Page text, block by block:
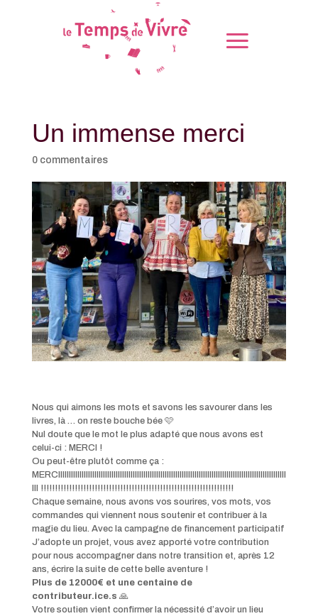
Un immense merci
0 commentaires
Nous qui aimons les mots et savons les savourer dans les
livres, là … on reste bouche bée 🩷
Nul doute que le mot le plus adapté que nous avons est
celui-ci : MERCI !
Ou peut-être plutôt comme ça :
MERCIIIIIIIIIIIIIIIIIIIIIIIIIIIIIIIIIIIIIIIIIIIIIIIIIIIIIIIIIIIIIIIIIIIIIIIIIIIIIIIIIIIIIIIIIIIIIIIIIIIIIIIIIII
III !!!!!!!!!!!!!!!!!!!!!!!!!!!!!!!!!!!!!!!!!!!!!!!!!!!!!!!!!!!!!!!!!!!!
Chaque semaine, nous avons vos sourires, vos mots, vos
commandes qui viennent nous soutenir et contribuer à la
magie du lieu. Avec la campagne de financement participatif
J’adopte un projet, vous avez apporté votre contribution
pour nous accompagner dans notre transition et, après 12
ans, écrire la suite de cette belle aventure !
Plus de 12000€ et une centaine de
contributeur.ice.s 🙏
Votre soutien vient confirmer la nécessité d’avoir un lieu